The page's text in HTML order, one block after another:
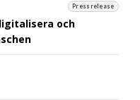
Pressrelease
och